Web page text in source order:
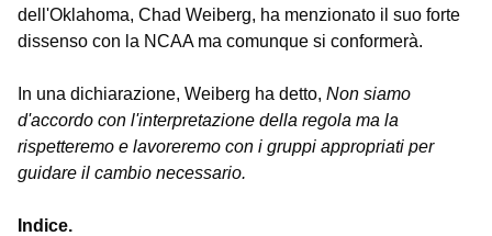
dell'Oklahoma, Chad Weiberg, ha menzionato il suo forte
dissenso con la NCAA ma comunque si conformerà.
In una dichiarazione, Weiberg ha detto, Non siamo
d'accordo con l'interpretazione della regola ma la
rispetteremo e lavoreremo con i gruppi appropriati per
guidare il cambio necessario.
Indice.